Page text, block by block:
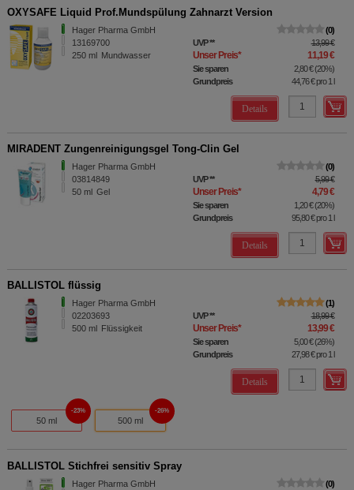
OXYSAFE Liquid Prof.Mundspülung Zahnarzt Version
Hager Pharma GmbH
13169700
250 ml Mundwasser
0
UVP** 13,99 €
Unser Preis* 11,19 €
Sie sparen 2,80 €(20%)
Grundpreis
44,76 €pro 1 l
Details
MIRADENT Zungenreinigungsgel Tong-Clin Gel
Hager Pharma GmbH
03814849
50 ml Gel
0
UVP** 5,99 €
Unser Preis* 4,79 €
Sie sparen 1,20 €(20%)
Grundpreis
95,80 €pro 1 l
Details
BALLISTOL flüssig
Hager Pharma GmbH
02203693
500 ml Flüssigkeit
1
UVP** 18,99 €
Unser Preis* 13,99 €
Sie sparen 5,00 €(26%)
Grundpreis
27,98 €pro 1 l
Details
50 ml
23%
500 ml
26%
BALLISTOL Stichfrei sensitiv Spray
Hager Pharma GmbH
0